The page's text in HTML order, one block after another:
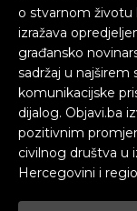
o stvarnom životu
izražava
građansko
sadržaj u najširem
komunikacijske
dijalog. Objavi.ba
pozitivnim
civilnog društva u
Hercegovini i